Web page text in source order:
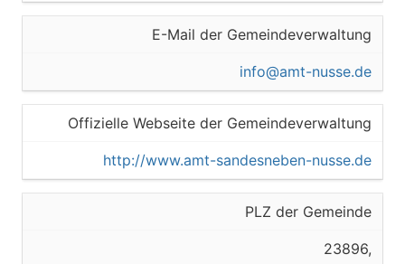
E-Mail der Gemeindeverwaltung
info@amt-nusse.de
Offizielle Webseite der Gemeindeverwaltung
http://www.amt-sandesneben-nusse.de
PLZ der Gemeinde
23896,